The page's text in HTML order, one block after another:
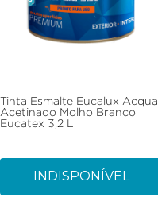
Tinta Esmalte Eucalux Acqua
Acetinado Molho Branco
Eucatex 3,2 L
INDISPONÍVEL